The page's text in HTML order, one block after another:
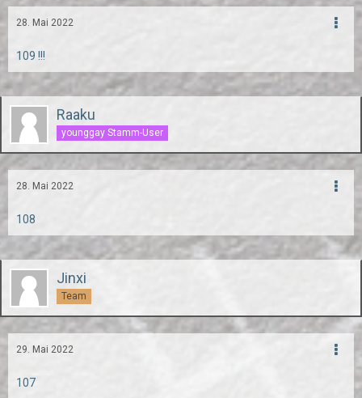
28. Mai 2022
109 !!!
Raaku
younggay Stamm-User
28. Mai 2022
108
Jinxi
Team
29. Mai 2022
107